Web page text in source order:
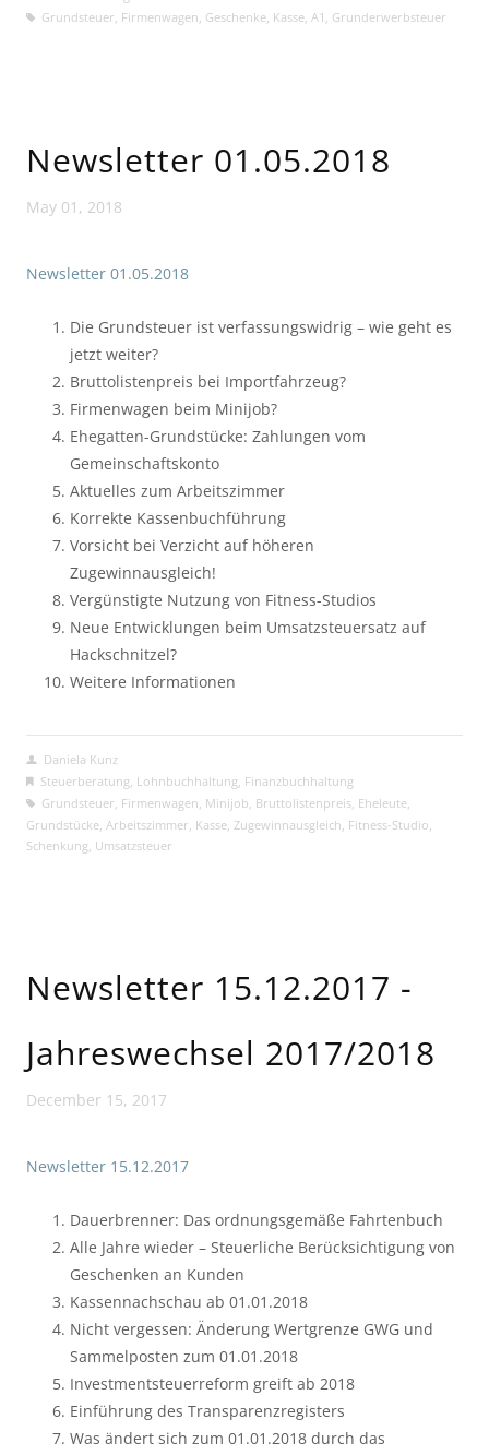
Grundsteuer Firmenwagen Geschenke, Kasse, A1 Grunderwerbsteuer
Newsletter 01.05.2018
May 01, 2018
Newsletter 01.05.2018
Die Grundsteuer ist verfassungswidrig – wie geht es
jetzt weiter?
Bruttolistenpreis bei Importfahrzeug?
Firmenwagen beim Minijob?
Ehegatten-Grundstücke: Zahlungen vom
Gemeinschaftskonto
Aktuelles zum Arbeitszimmer
Korrekte Kassenbuchführung
Vorsicht bei Verzicht auf höheren
Zugewinnausgleich!
Vergünstigte Nutzung von Fitness-Studios
Neue Entwicklungen beim Umsatzsteuersatz auf
Hackschnitzel?
Weitere Informationen
Daniela Kunz
Steuerberatung Lohnbuchhaltung Finanzbuchhaltung
Grundsteuer Firmenwagen Minijob Bruttolistenpreis, Eheleute,
Grundstücke Arbeitszimmer Kasse Zugewinnausgleich Fitness-Studio
Schenkung Umsatzsteuer
Newsletter 15.12.2017 -
Jahreswechsel 2017/2018
December 15, 2017
Newsletter 15.12.2017
Dauerbrenner: Das ordnungsgemäße Fahrtenbuch
Alle Jahre wieder – Steuerliche Berücksichtigung von
Geschenken an Kunden
Kassennachschau ab 01.01.2018
Nicht vergessen: Änderung Wertgrenze GWG und
Sammelposten zum 01.01.2018
Investmentsteuerreform greift ab 2018
Einführung des Transparenzregisters
Was ändert sich zum 01.01.2018 durch das